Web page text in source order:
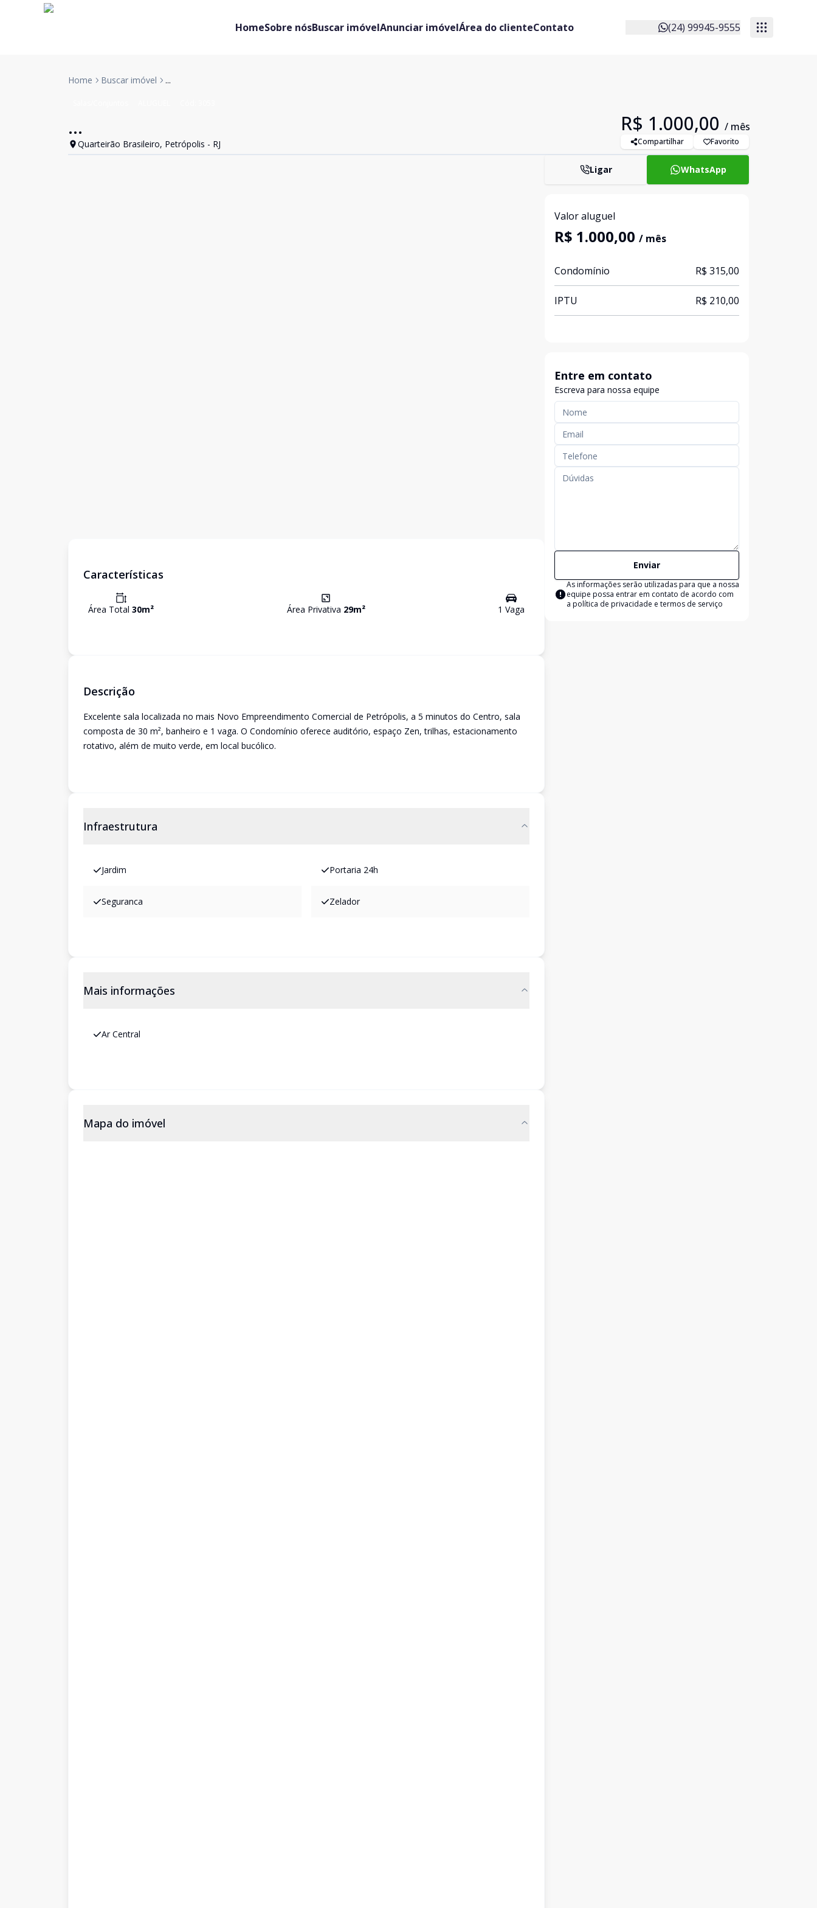
HomeSobre nósBuscar imóvelAnunciar imóvelÁrea do clienteContato (24) 99945-9555
Home Buscar imóvel ...
...
Quarteirão Brasileiro, Petrópolis - RJ
R$ 1.000,00 / mês
Compartilhar Favorito
Características
Área Total 30m² Área Privativa 29m² 1 Vaga
Descrição
Excelente sala localizada no mais Novo Empreendimento Comercial de Petrópolis, a 5 minutos do Centro, sala
composta de 30 m², banheiro e 1 vaga. O Condomínio oferece auditório, espaço Zen, trilhas, estacionamento
rotativo, além de muito verde, em local bucólico.
Infraestrutura
Jardim Portaria 24h
Seguranca Zelador
Mais informações
Ar Central
Mapa do imóvel
Ligar WhatsApp
Valor aluguel
R$ 1.000,00 / mês
Condomínio R$ 315,00
IPTU R$ 210,00
Entre em contato
Escreva para nossa equipe
Enviar
As informações serão utilizadas para que a nossa
equipe possa entrar em contato de acordo com
a política de privacidade e termos de serviço